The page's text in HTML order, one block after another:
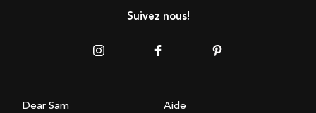
Suivez nous!
Dear Sam Aide